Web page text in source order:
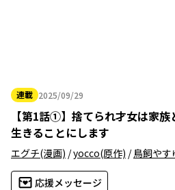
連載 2025/09/29
2025年09月29日
【第1話①】 捨てられ才女は家族
生きることにします
エグチ(漫画) /yocco(原作) /鳥飼やす
応援メッセージ